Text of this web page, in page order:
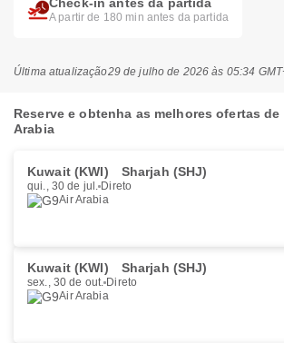
A partir de 180 min antes da partida
Última atualização29 de julho de 2026 às 05:34
Reserve e obtenha as melhores ofertas
Arabia
Kuwait (KWI) Sharjah (SHJ)
qui., 30 de jul. Direto
Air Arabia
Kuwait (KWI) Sharjah (SHJ)
sex., 30 de out. Direto
Air Arabia